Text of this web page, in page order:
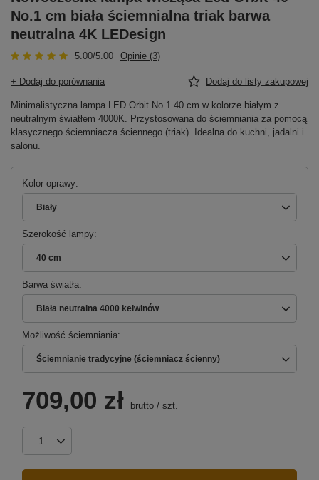
No.1 cm biała ściemnialna triak barwa
neutralna 4K LEDesign
5.00/5.00 Opinie (3)
+ Dodaj do porównania Dodaj do listy zakupowej
Minimalistyczna lampa LED Orbit No.1 40 cm w kolorze białym z
neutralnym światłem 4000K. Przystosowana do ściemniania za pomocą
klasycznego ściemniacza ściennego (triak). Idealna do kuchni, jadalni i
salonu.
Kolor oprawy
Biały
Szerokość lampy
40 cm
Barwa światła
Biała neutralna 4000 kelwinów
Możliwość ściemniania
Ściemnianie tradycyjne (ściemniacz ścienny)
709,00 zł brutto / szt.